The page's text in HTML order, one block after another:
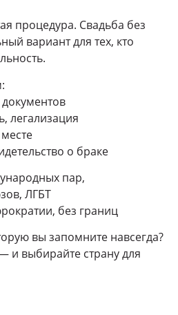
процедура. Свадьба без
вариант для тех, кто
легализация
о браке
пар,
ЛГБТ
без границ
вы запомните навсегда?
и выбирайте страну для